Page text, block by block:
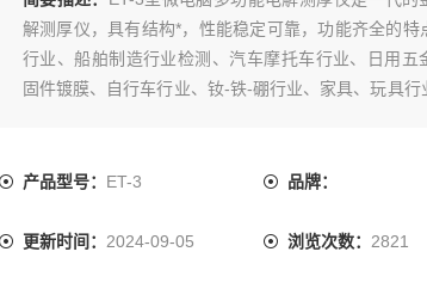
解测厚仪，具有结构*，性能稳定可靠，功能齐全的特
行业、船舶制造行业检测、汽车摩托车行业、日用五
固件镀膜、自行车行业、钕-铁-硼行业、家具、玩具行
户单位的产品质量，防止原材料的能源的浪费。
产品型号： ET-3 品牌：
更新时间： 2024-09-05 浏览次数： 2821